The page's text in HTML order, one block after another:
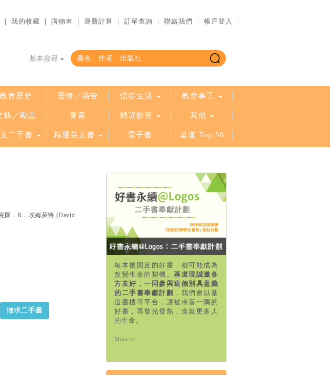
｜ 我的收藏 ｜ 購物車 ｜ 運費計算 ｜ 訂單查詢 ｜ 聯絡我們 ｜ 帳戶登入 ｜
基本搜尋
教會歷史 靈修／禱告 信徒生活 教會事工
藝／勵志 童書 精選影音 其他
二手書 精選英文書 電子書 基道 Top 50
爾．R．埃姆萊特 (David
徵求二手書
每本被閒置的好書，都可能成為
改變生命的契機。基道現誠邀各
方友好，一同參與這個別具意義
的二手書奉獻計劃 ，我們會以基
道書樓等平台，讓被冷落一隅的
好書，再發光發熱，造就更多人
的生命。
More>>